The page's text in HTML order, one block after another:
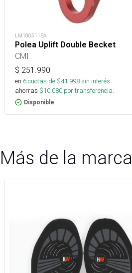
LM180511BA
Polea Uplift Double Becket
CMI
$ 251.990
en 6cuotas de $41.998sin interés
ahorras $10.080 por transferencia.
Disponible
Más de la marca